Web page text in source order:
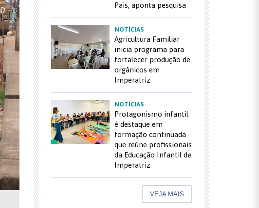
Pais, aponta pesquisa
NOTÍCIAS
Agricultura Familiar
inicia programa para
fortalecer produção de
orgânicos em
Imperatriz
NOTÍCIAS
Protagonismo infantil
é destaque em
formação continuada
que reúne profissionais
da Educação Infantil de
Imperatriz
VEJA MAIS